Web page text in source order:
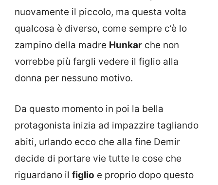
nuovamente il piccolo, ma questa volta
qualcosa è diverso, come sempre c’è lo
zampino della madre Hunkar che non
vorrebbe più fargli vedere il figlio alla
donna per nessuno motivo.
Da questo momento in poi la bella
protagonista inizia ad impazzire tagliando
abiti, urlando ecco che alla fine Demir
decide di portare vie tutte le cose che
riguardano il figlio e proprio dopo questo